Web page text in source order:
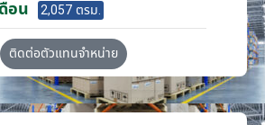
อน 2,057 ตรม.
ติดต่อตัวแทนจำหน่าย